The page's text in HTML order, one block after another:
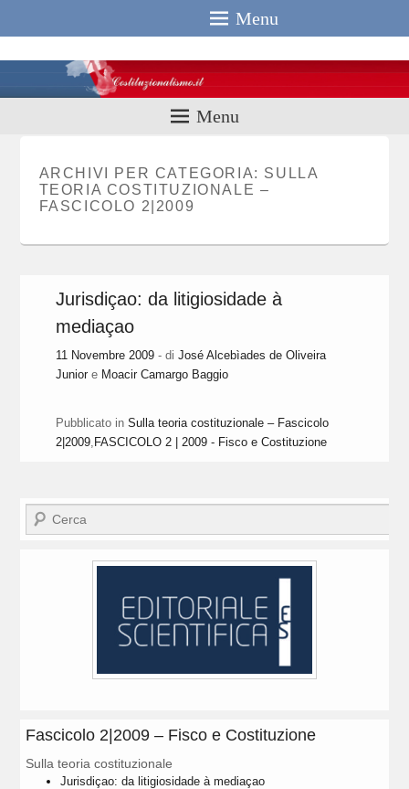
Menu
Menu
ARCHIVI PER CATEGORIA: SULLA
TEORIA COSTITUZIONALE –
FASCICOLO 2|2009
Jurisdiçao: da litigiosidade à
mediaçao
11 Novembre 2009 - di José Alcebìades de Oliveira
Junior e Moacir Camargo Baggio
Pubblicato in Sulla teoria costituzionale – Fascicolo
2|2009, FASCICOLO 2 | 2009 - Fisco e Costituzione
Cerca
Fascicolo 2|2009 – Fisco e Costituzione
Sulla teoria costituzionale
Jurisdiçao: da litigiosidade à mediaçao